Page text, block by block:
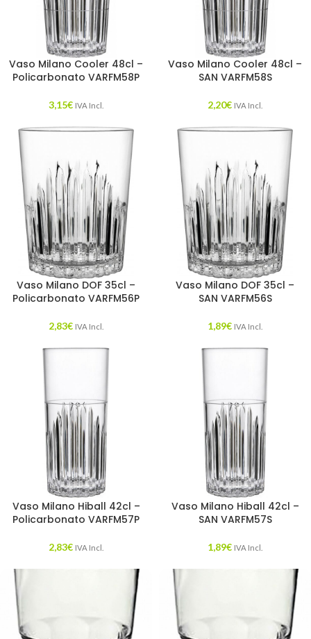
Vaso Milano Cooler 48cl –
Policarbonato VARFM58P
3,15€ IVA Incl.
Vaso Milano Cooler 48cl –
SAN VARFM58S
2,20€ IVA Incl.
Vaso Milano DOF 35cl –
Policarbonato VARFM56P
2,83€ IVA Incl.
Vaso Milano DOF 35cl –
SAN VARFM56S
1,89€ IVA Incl.
Vaso Milano Hiball 42cl –
Policarbonato VARFM57P
2,83€ IVA Incl.
Vaso Milano Hiball 42cl –
SAN VARFM57S
1,89€ IVA Incl.